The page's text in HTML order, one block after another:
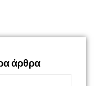
άρθρα